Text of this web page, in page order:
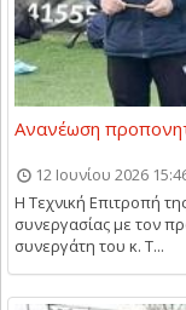
Ανανέωση
12 Ιουνίου 2026
Η Τεχνική Επιτροπή
συνεργασίας με τον
συνεργάτη του κ. Τ...